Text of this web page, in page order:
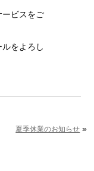
ービスをご
をよろし
夏季休業のお知らせ »